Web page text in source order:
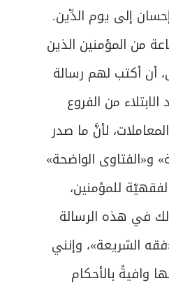
إلى يوم الدِّين.
من المؤمنين الذين
أن أكتب لهم رسالة
من الفروع
لأنَّ ما صدر
و«الفتاوى الواضحة»
للمؤمنين،
في هذه الرسالة
الشريعة»، وإنني
وافيةً بالأحكام
العصير العنبي